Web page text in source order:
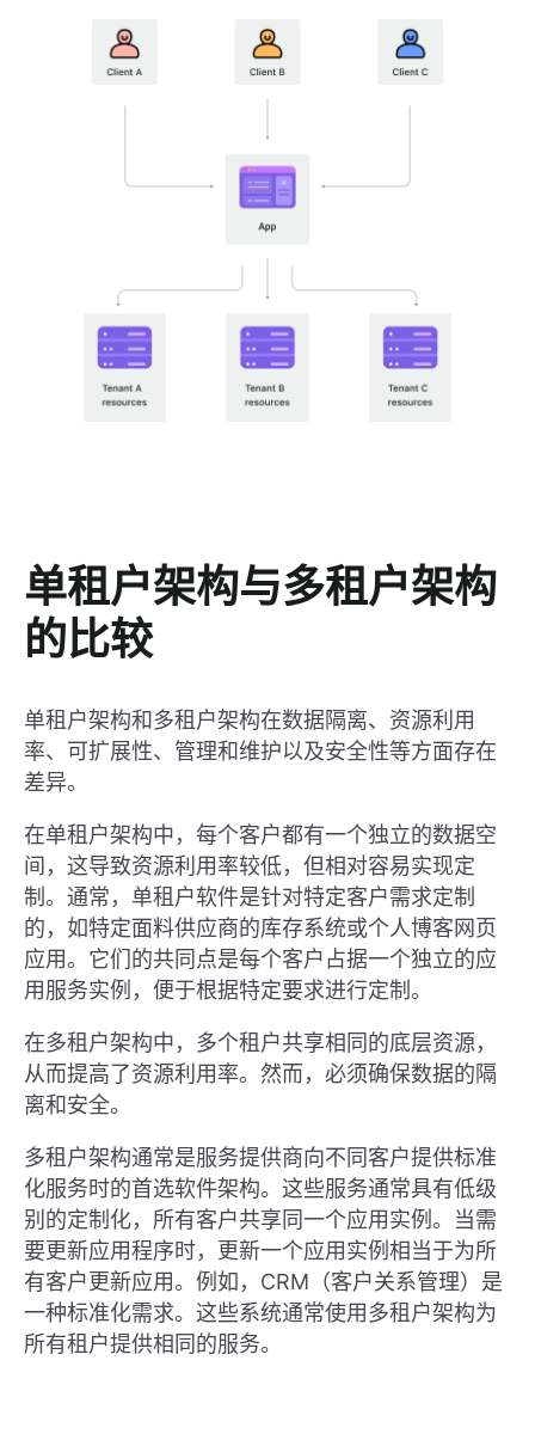
单租户架构与多租户架构
的比较
单租户架构和多租户架构在数据隔离、资源利用
率、可扩展性、管理和维护以及安全性等方面存在
差异。
在单租户架构中，每个客户都有一个独立的数据空
间，这导致资源利用率较低，但相对容易实现定
制。通常，单租户软件是针对特定客户需求定制
的，如特定面料供应商的库存系统或个人博客网页
应用。它们的共同点是每个客户占据一个独立的应
用服务实例，便于根据特定要求进行定制。
在多租户架构中，多个租户共享相同的底层资源，
从而提高了资源利用率。然而，必须确保数据的隔
离和安全。
多租户架构通常是服务提供商向不同客户提供标准
化服务时的首选软件架构。这些服务通常具有低级
别的定制化，所有客户共享同一个应用实例。当需
要更新应用程序时，更新一个应用实例相当于为所
有客户更新应用。例如，CRM（客户关系管理）是
一种标准化需求。这些系统通常使用多租户架构为
所有租户提供相同的服务。